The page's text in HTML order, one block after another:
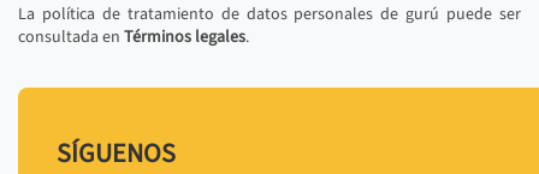
La política de tratamiento de datos personales de gurú puede ser
consultada en Términos legales.
SÍGUENOS